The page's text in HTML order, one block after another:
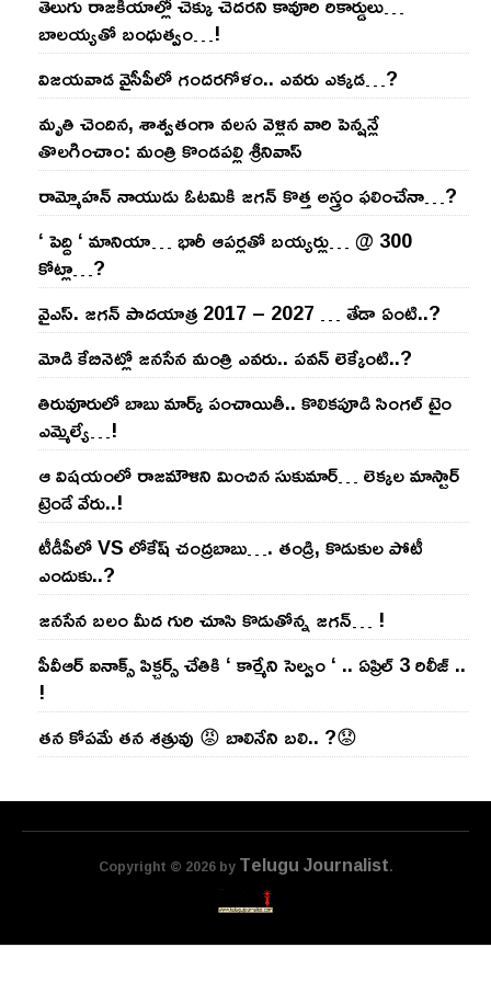
బాల‌య్యతో బంధుత్వం…!
విజ‌య‌వాడ వైసీపీలో గంద‌ర‌గోళం.. ఎవ‌రు ఎక్క‌డ‌…?
మృతి చెందిన, శాశ్వతంగా వలస వెళ్లిన వారి పెన్ష‌న్లే
తొల‌గించాం: మంత్రి కొండపల్లి శ్రీనివాస్
రామ్మోహ‌న్ నాయుడు ఓట‌మికి జ‌గ‌న్ కొత్త అస్త్రం ఫ‌లించేనా…?
‘ పెద్ది ‘ మానియా… భారీ ఆప‌ర్ల‌తో బ‌య్య‌ర్లు… @ 300
కోట్లా…?
వైఎస్‌. జ‌గ‌న్ పాద‌యాత్ర 2017 – 2027 … తేడా ఏంటి..?
మోడి కేబినెట్లో జ‌నసేన మంత్రి ఎవ‌రు.. ప‌వ‌న్ లెక్కేంటి..?
తిరువూరులో బాబు మార్క్ పంచాయితీ.. కొలిక‌పూడి సింగ‌ల్ టైం
ఎమ్మెల్యే…!
ఆ విష‌యంలో రాజ‌మౌళిని మించిన సుకుమార్‌… లెక్క‌ల మాస్టార్
ట్రెండే వేరు..!
టీడీపీలో VS లోకేష్ చంద్ర‌బాబు…. తండ్రి, కొడుకుల పోటీ
ఎందుకు..?
జ‌న‌సేన బ‌లం మీద గురి చూసి కొడుతోన్న జ‌గ‌న్‌… !
పీవీఆర్ ఐనాక్స్ పిక్చర్స్ చేతికి ‘ కార్మేని సెల్వం ‘ .. ఏప్రిల్ 3 రిలీజ్ ..
!
తన కోపమే తన శత్రువు 😡 బాలినేని బలి.. ?😟
Copyright © 2026 byTelugu Journalist.